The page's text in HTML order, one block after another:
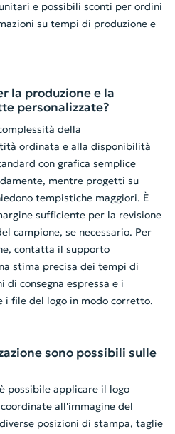
e possibili sconti per ordini
su tempi di produzione e
la produzione e la
personalizzate?
della
ordinata e alla disponibilità
con grafica semplice
mentre progetti su
tempistiche maggiori. È
sufficiente per la revisione
campione, se necessario. Per
contatta il supporto
stima precisa dei tempi di
di consegna espressa e i
i file del logo in modo corretto.
sono possibili sulle
possibile applicare il logo
all'immagine del
posizioni di stampa, taglie